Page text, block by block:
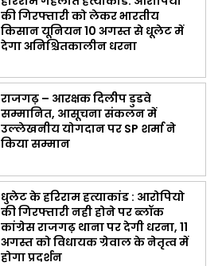
की गिरफ्तारी को लेकर भारतीय
किसान यूनियन 10 अगस्त से धूलेट में
देगा अनिश्चितकालीन धरना
राजगढ़ – आरक्षक दिलीप डुडवे
सम्मानित, आसूचना संकलन में
उल्लेखनीय योगदान पर SP शर्मा ने
किया सम्मान
धुलेट के हरिराम हत्याकांड : आरोपियो
की गिरफ्तारी नही होने पर ब्लॉक
कांग्रेस राजगढ़ थाना पर देगी धरना, 11
अगस्त को विधायक ग्रेवाल के नेतृत्व में
होगा प्रदर्शन